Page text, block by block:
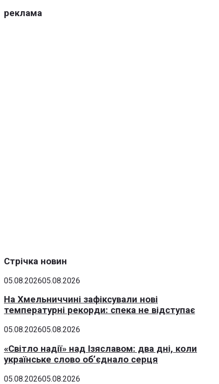
реклама
Стрічка новин
05.08.202605.08.2026
На Хмельниччині зафіксували нові
температурні рекорди: спека не відступає
05.08.202605.08.2026
«Світло надії» над Ізяславом: два дні, коли
українське слово об’єднало серця
05.08.202605.08.2026